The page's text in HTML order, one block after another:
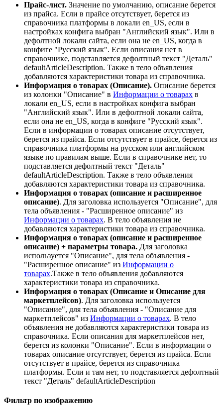
Прайс-лист. Значение по умолчанию, описание берется
из прайса. Если в прайсе отсутствует, берется из
справочника платформы в локали en_US, если в
настройках конфига выбран "Английский язык". Или в
дефолтной локали сайта, если она не en_US, когда в
конфиге "Русский язык". Если описания нет в
справочнике, подставляется дефолтный текст "Деталь"
defaultArticleDescription. Также в тело объявления
добавляются характеристики товара из справочника.
Информация о товарах (Описание). Описание берется
из колонки "Описание" в Информации о товарах в
локали en_US, если в настройках конфига выбран
"Английский язык". Или в дефолтной локали сайта,
если она не en_US, когда в конфиге "Русский язык".
Если в информации о товарах описание отсутствует,
берется из прайса. Если отсутствует в прайсе, берется из
справочника платформы на русском или английском
языке по правилам выше. Если в справочнике нет, то
подставляется дефолтный текст "Деталь"
defaultArticleDescription. Также в тело объявления
добавляются характеристики товара из справочника.
Информация о товарах (описание и расширенное
описание). Для заголовка используется "Описание", для
тела объявления - "Расширенное описание" из
Информации о товарах. В тело объявления не
добавляются характеристики товара из справочника.
Информация о товарах (описание и расширенное
описание) + параметры товара. Для заголовка
используется "Описание", для тела объявления -
"Расширенное описание" из Информации о
товарах.Также в тело объявления добавляются
характеристики товара из справочника.
Информация о товарах (Описание и Описание для
маркетплейсов). Для заголовка используется
"Описание", для тела объявления - "Описание для
маркетплейсов" из Информации о товарах. В тело
объявления не добавляются характеристики товара из
справочника. Если описания для маркетплейсов нет,
берется из колонки "Описание". Если в информации о
товарах описание отсутствует, берется из прайса. Если
отсутствует в прайсе, берется из справочника
платформы. Если и там нет, то подставляется дефолтный
текст "Деталь" defaultArticleDescription
Фильтр по изображению